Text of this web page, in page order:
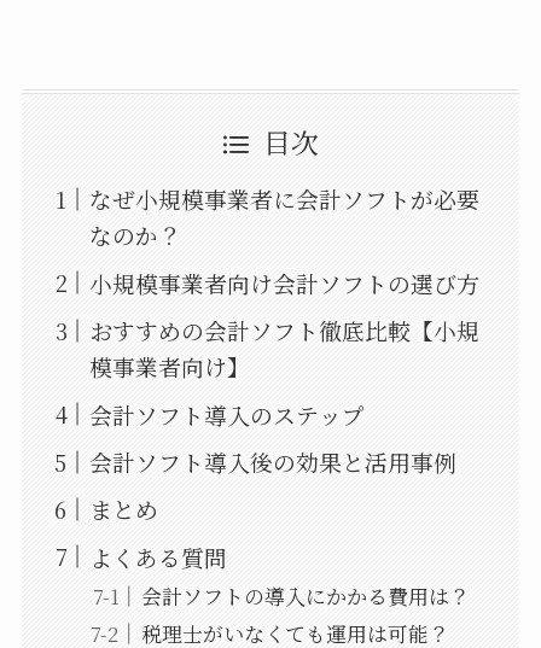
目次
なぜ小規模事業者に会計ソフトが必要
なのか？
小規模事業者向け会計ソフトの選び方
おすすめの会計ソフト徹底比較【小規
模事業者向け】
会計ソフト導入のステップ
会計ソフト導入後の効果と活用事例
まとめ
よくある質問
会計ソフトの導入にかかる費用は？
税理士がいなくても運用は可能？